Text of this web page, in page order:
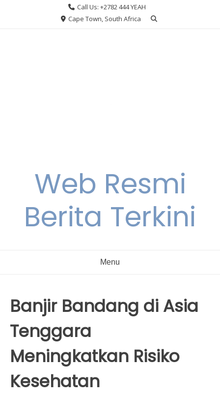
Call Us: +2782 444 YEAH
Cape Town, South Africa
Web Resmi
Berita Terkini
Menu
Banjir Bandang di Asia
Tenggara
Meningkatkan Risiko
Kesehatan